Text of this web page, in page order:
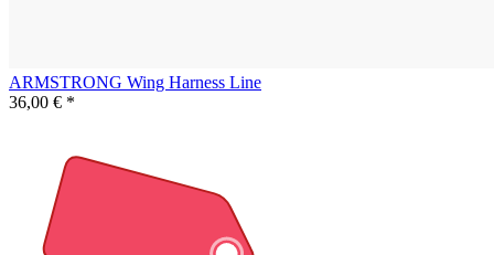
ARMSTRONG Wing Harness Line
36,00 € *